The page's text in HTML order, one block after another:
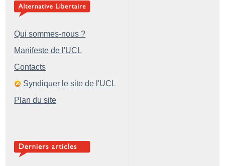
Qui sommes-nous ?
Manifeste de l'UCL
Contacts
Syndiquer le site de l'UCL
Plan du site